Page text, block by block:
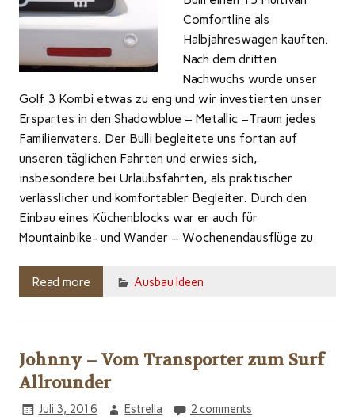
Comfortline als
Halbjahreswagen kauften.
Nach dem dritten
Nachwuchs wurde unser
Golf 3 Kombi etwas zu eng und wir investierten unser
Erspartes in den Shadowblue – Metallic –Traum jedes
Familienvaters. Der Bulli begleitete uns fortan auf
unseren täglichen Fahrten und erwies sich,
insbesondere bei Urlaubsfahrten, als praktischer
verlässlicher und komfortabler Begleiter. Durch den
Einbau eines Küchenblocks war er auch für
Mountainbike- und Wander – Wochenendausflüge zu
Read more Ausbau Ideen
Johnny – Vom Transporter zum Surf
Allrounder
Juli 3, 2016 Estrella 2 comments